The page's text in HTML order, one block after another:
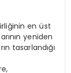
en üst
yeniden
tasarlandığı